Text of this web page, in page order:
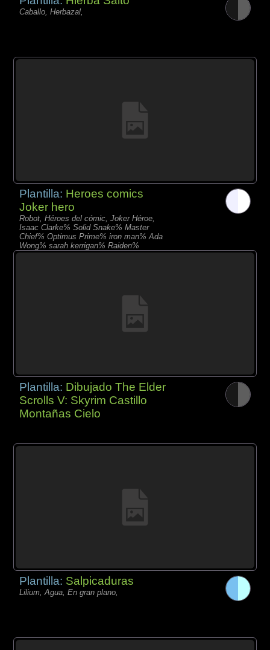
Caballo, Herbazal,
Plantilla: Heroes comics
Joker hero
Robot, Héroes del cómic, Joker Héroe,
Isaac Clarke% Solid Snake% Master
Chief% Optimus Prime% iron man% Ada
Wong% sarah kerrigan% Raiden%
elizabeth% Samus Aran% Catwoman
Plantilla: Dibujado The Elder
Scrolls V: Skyrim Castillo
Montañas Cielo
Plantilla: Salpicaduras
Lilium, Agua, En gran plano,